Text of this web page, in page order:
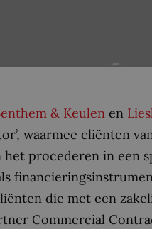
& Keulen en
waarmee cliënten
procederen in een
die met een
Commercial